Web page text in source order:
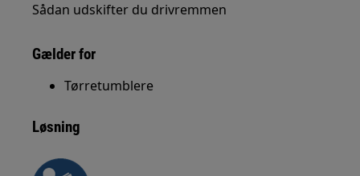
Sådan udskifter du drivremmen
Gælder for
Tørretumblere
Løsning